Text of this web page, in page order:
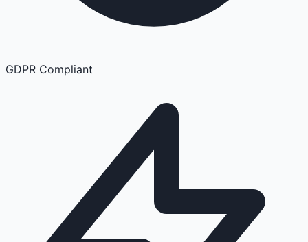
GDPR Compliant